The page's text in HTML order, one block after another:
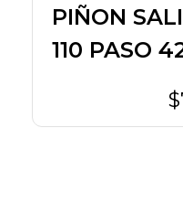
PIÑON
110 PASO